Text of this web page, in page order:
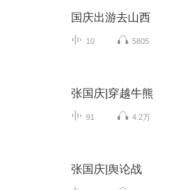
国庆出游去山西
10 5805
张国庆|穿越牛熊
91 4.2万
张国庆|舆论战